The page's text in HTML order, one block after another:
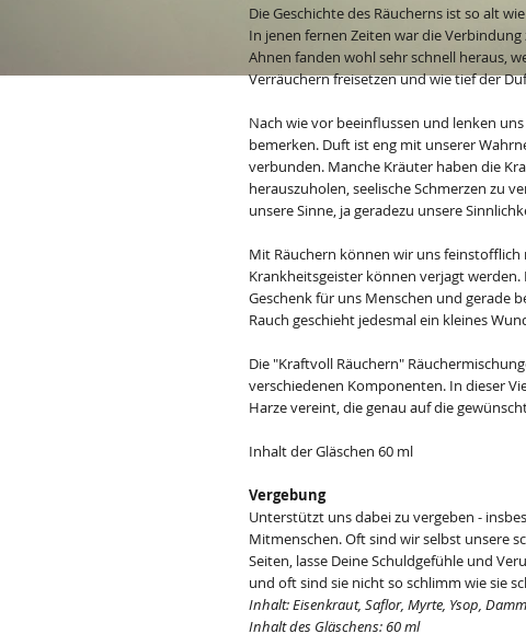
Die Geschichte des Räucherns ist so alt
In jenen fernen Zeiten war die
Ahnen fanden wohl sehr schnell heraus,
Verräuchern freisetzen und wie tief der
Nach wie vor beeinflussen und lenken
bemerken. Duft ist eng mit unserer
verbunden. Manche Kräuter haben die
herauszuholen, seelische Schmerzen zu
unsere Sinne, ja geradezu unsere
Mit Räuchern können wir uns feinstofflich
Krankheitsgeister können verjagt
Geschenk für uns Menschen und gerade
Rauch geschieht jedesmal ein kleines
Die "Kraftvoll Räuchern"
verschiedenen Komponenten. In dieser
Harze vereint, die genau auf die
Inhalt der Gläschen 60 ml
Vergebung
Unterstützt uns dabei zu vergeben -
Mitmenschen. Oft sind wir selbst unsere
Seiten, lasse Deine Schuldgefühle und
und oft sind sie nicht so schlimm wie sie
Inhalt: Eisenkraut, Saflor, Myrte, Ysop,
Inhalt des Gläschens: 60 ml